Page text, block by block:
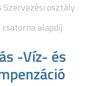
Szervezési osztály
alapdíj
-Víz- és